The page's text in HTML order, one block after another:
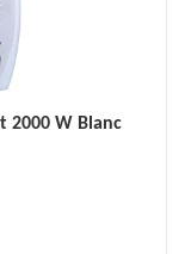
2000 W Blanc